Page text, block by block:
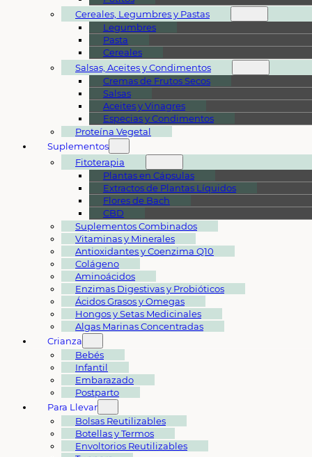
Cereales, Legumbres y Pastas
Legumbres
Pasta
Cereales
Salsas, Aceites y Condimentos
Cremas de Frutos Secos
Salsas
Aceites y Vinagres
Especias y Condimentos
Proteína Vegetal
Suplementos
Fitoterapia
Plantas en Cápsulas
Extractos de Plantas Líquidos
Flores de Bach
CBD
Suplementos Combinados
Vitaminas y Minerales
Antioxidantes y Coenzima Q10
Colágeno
Aminoácidos
Enzimas Digestivas y Probióticos
Ácidos Grasos y Omegas
Hongos y Setas Medicinales
Algas Marinas Concentradas
Crianza
Bebés
Infantil
Embarazado
Postparto
Para Llevar
Bolsas Reutilizables
Botellas y Termos
Envoltorios Reutilizables